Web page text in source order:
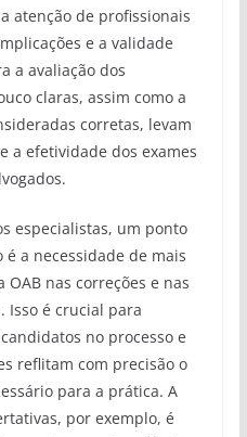
atenção de profissionais
e a validade
a avaliação dos
claras, assim como a
corretas, levam
a efetividade dos exames
especialistas, um ponto
a necessidade de mais
nas correções e nas
Isso é crucial para
no processo e
reflitam com precisão o
para a prática. A
por exemplo, é